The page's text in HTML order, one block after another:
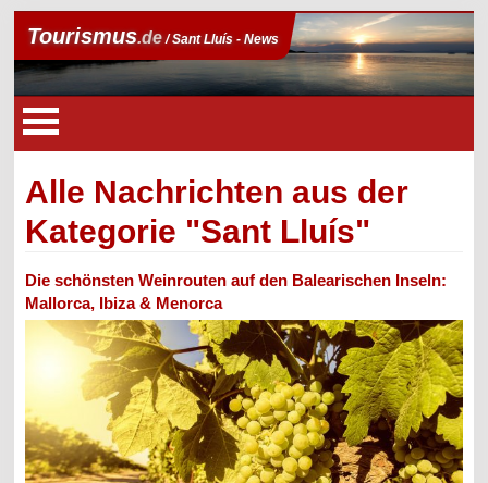
Tourismus.de/ Sant Lluís - News
Alle Nachrichten aus der
Kategorie "Sant Lluís"
Die schönsten Weinrouten auf den Balearischen Inseln:
Mallorca, Ibiza & Menorca